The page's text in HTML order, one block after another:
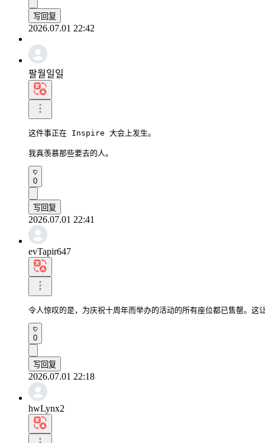
写回复
2026.07.01 22:42
팔월일일
这件事正在 Inspire 大会上发生。
我真羡慕那些要去的人。
0
写回复
2026.07.01 22:41
evTapir647
令人惊叹的是，为庆祝十周年而举办的活动的所有座位都已售罄。这
0
写回复
2026.07.01 22:18
hwLynx2